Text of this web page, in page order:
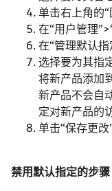
单击右上角的“
在“用户管理
在“管理默认指
选择要为其指
将新产品添加
新产品不会自
定对新产品的
单击“保存更改
禁用默认指定的步骤